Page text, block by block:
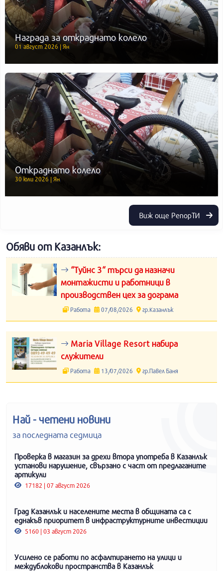
Награда за откраднато колело
01 август 2026 | Ян
Откраднато колело
30 юли 2026 | Ян
Виж още РепорТИ
Обяви от Казанлък:
“Туйнс 3“ търси да назначи
монтажисти и работници в
производствен цех за дограма
Работа 07/08/2026 гр.Казанлък
Maria Village Resort набира
служители
Работа 13/07/2026 гр.Павел Баня
Най - четени новини
за последната седмица
Проверка в магазин за дрехи втора употреба в Казанлък
установи нарушение, свързано с част от предлаганите
артикули
17182 | 07 август 2026
Град Казанлък и населените места в общината са с
еднакъв приоритет в инфраструктурните инвестиции
5160 | 03 август 2026
Усилено се работи по асфалтирането на улици и
междублокови пространства в Казанлък